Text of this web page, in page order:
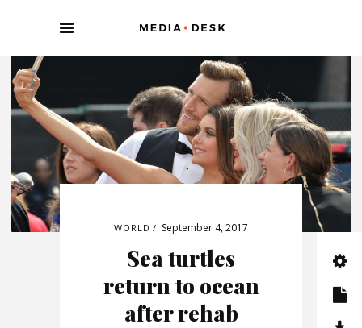
WORLD September 4, 2017
Sea turtles
return to ocean
after rehab